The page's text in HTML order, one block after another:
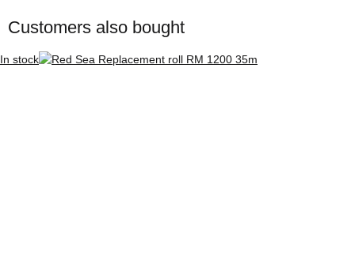
Customers also bought
In stock